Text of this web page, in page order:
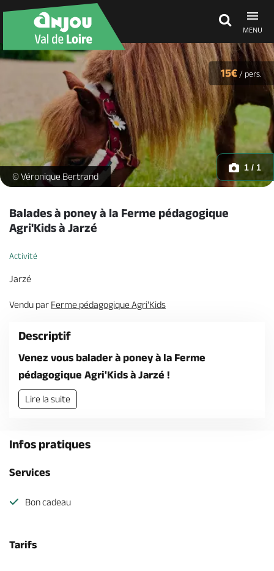
MENU
Découvrir
À voir, à faire
Agenda
poney -
© Véronique Bertrand
1 / 1
15€ / pers.
Balades à poney à la Ferme pédagogique
Agri'Kids à Jarzé
Activité
Jarzé
Vendu par Ferme pédagogique Agri'Kids
Descriptif
Venez vous balader à poney à la Ferme
pédagogique Agri'Kids à Jarzé !
Lire la suite
Infos pratiques
Services
Bon cadeau
Tarifs